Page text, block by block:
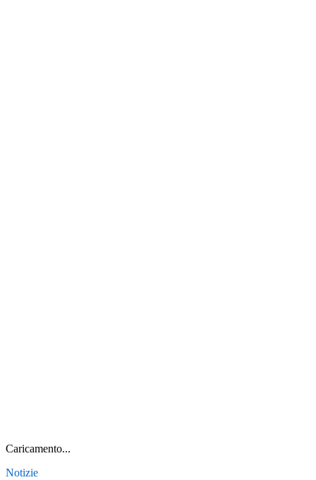
Caricamento...
Notizie